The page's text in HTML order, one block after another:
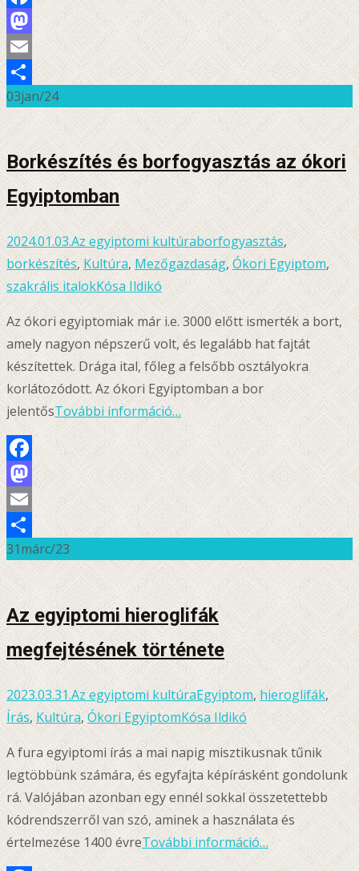
Facebook
Mastodon
Email
Ossza
meg
03jan/24
Borkészítés és borfogyasztás az ókori
Egyiptomban
2024.01.03.Az egyiptomi kultúraborfogyasztás,
borkészítés, Kultúra,Mezőgazdaság,Ókori Egyiptom,
szakrális italokKósa Ildikó
Az ókori egyiptomiak már i.e. 3000 előtt ismerték a bort,
amely nagyon népszerű volt, és legalább hat fajtát
készítettek. Drága ital, főleg a felsőbb osztályokra
korlátozódott. Az ókori Egyiptomban a bor
jelentősTovábbi információ…
Facebook
Mastodon
Email
Ossza
meg
31márc/23
Az egyiptomi hieroglifák
megfejtésének története
2023.03.31.Az egyiptomi kultúraEgyiptom,hieroglifák,
Írás,Kultúra,Ókori EgyiptomKósa Ildikó
A fura egyiptomi írás a mai napig misztikusnak tűnik
legtöbbünk számára, és egyfajta képírásként gondolunk
rá. Valójában azonban egy ennél sokkal összetettebb
kódrendszerről van szó, aminek a használata és
értelmezése 1400 évreTovábbi információ…